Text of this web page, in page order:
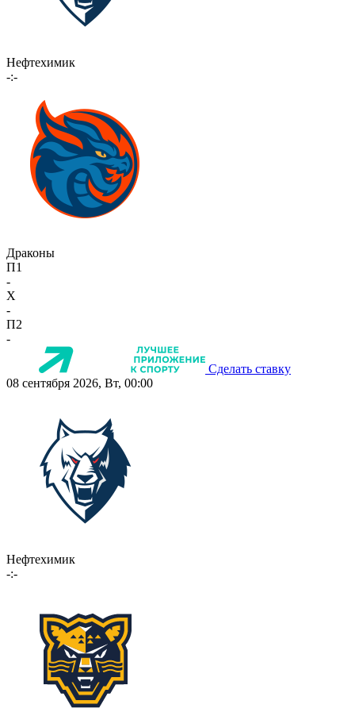
Нефтехимик
-:-
Драконы
П1
-
X
-
П2
-
Сделать ставку
08 сентября 2026, Вт, 00:00
Нефтехимик
-:-